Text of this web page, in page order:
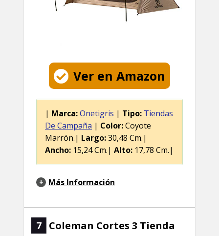
Ver en Amazon
| Marca:Onetigris | Tipo: Tiendas
De Campaña | Color:Coyote
Marrón.| Largo:30,48 Cm.|
Ancho: 15,24 Cm.| Alto: 17,78 Cm.|
Más Información
7 Coleman Cortes 3 Tienda